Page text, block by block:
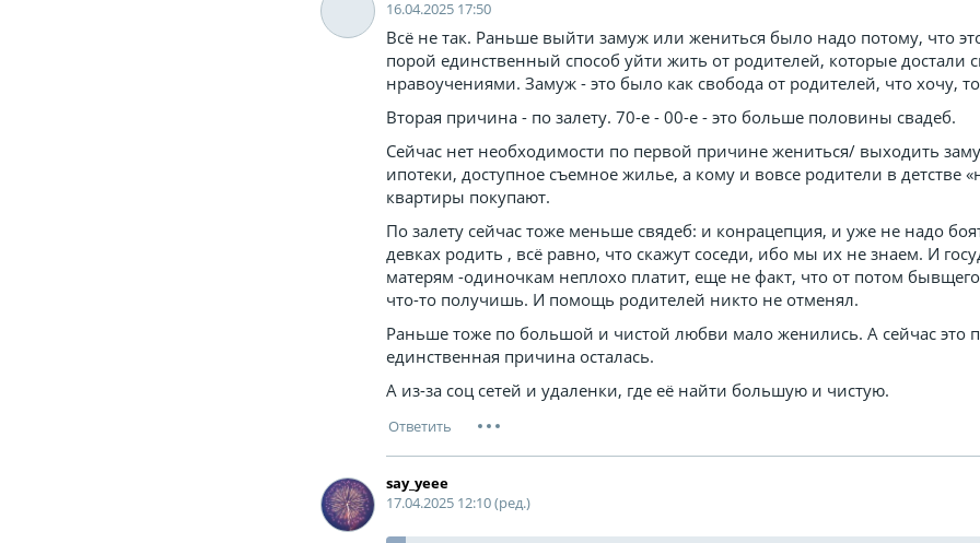
16.04.2025 17:50
Всё не так. Раньше выйти замуж или жениться было надо потому, что
порой единственный способ уйти жить от родителей, которые достали
нравоучениями. Замуж - это было как свобода от родителей, что хочу,
Вторая причина - по залету. 70-е - 00-е - это больше половины свадеб.
Сейчас нет необходимости по первой причине жениться/ выходить
ипотеки, доступное съемное жилье, а кому и вовсе родители в детстве
квартиры покупают.
По залету сейчас тоже меньше свядеб: и конрацепция, и уже не надо
девках родить , всё равно, что скажут соседи, ибо мы их не знаем. И
матерям -одиночкам неплохо платит, еще не факт, что от потом
что-то получишь. И помощь родителей никто не отменял.
Раньше тоже по большой и чистой любви мало женились. А сейчас это
единственная причина осталась.
А из-за соц сетей и удаленки, где её найти большую и чистую.
say_yeee
17.04.2025 12:10 (ред.)